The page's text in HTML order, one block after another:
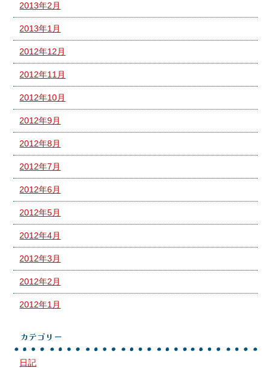
2013年2月
2013年1月
2012年12月
2012年11月
2012年10月
2012年9月
2012年8月
2012年7月
2012年6月
2012年5月
2012年4月
2012年3月
2012年2月
2012年1月
カテゴリー
日記